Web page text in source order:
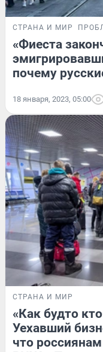
СТРАНА И МИР
«Фиеста
почему
18 января, 2023, 05:00
СТРАНА И МИР
«Как будто
Уехавший
что